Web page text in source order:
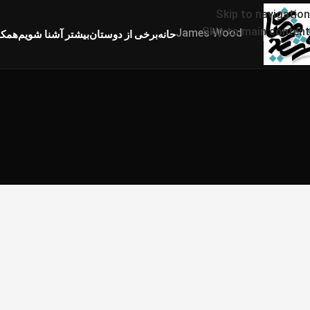
Skip to navigation
Skip to main content
James Woodحانهبرخی از دوستانبیشتر آشنا شویم